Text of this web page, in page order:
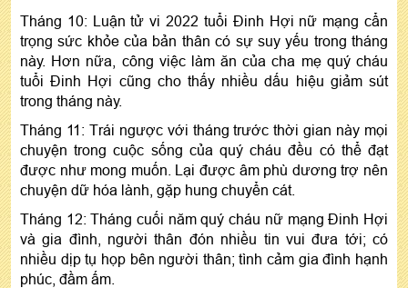
Tháng 10: Luận tử vi 2022 tuổi Đinh Hợi nữ mạng cẩn
trọng sức khỏe của bản thân có sự suy yếu trong tháng
này. Hơn nữa, công việc làm ăn của cha mẹ quý cháu
tuổi Đinh Hợi cũng cho thấy nhiều dấu hiệu giảm sút
trong tháng này.
Tháng 11: Trái ngược với tháng trước thời gian này mọi
chuyện trong cuộc sống của quý cháu đều có thể đạt
được như mong muốn. Lại được âm phù dương trợ nên
chuyện dữ hóa lành, gặp hung chuyển cát.
Tháng 12: Tháng cuối năm quý cháu nữ mạng Đinh Hợi
và gia đình, người thân đón nhiều tin vui đưa tới; có
nhiều dịp tụ họp bên người thân; tình cảm gia đình hạnh
phúc, đầm ấm.